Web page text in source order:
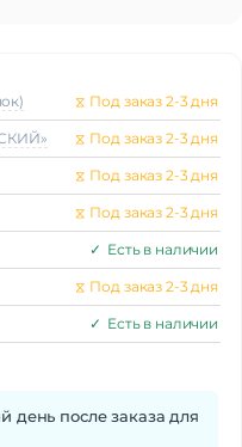
⧖ Под заказ 2-3 дня
⧖ Под заказ 2-3 дня
⧖ Под заказ 2-3 дня
⧖ Под заказ 2-3 дня
✓ Есть в наличии
⧖ Под заказ 2-3 дня
✓ Есть в наличии
день после заказа для